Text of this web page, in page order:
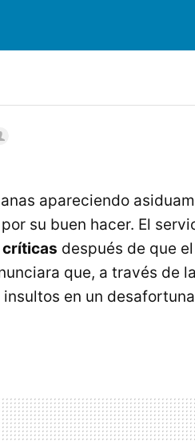
apareciendo
su buen hacer. El
críticas después de que
que, a través de
en un